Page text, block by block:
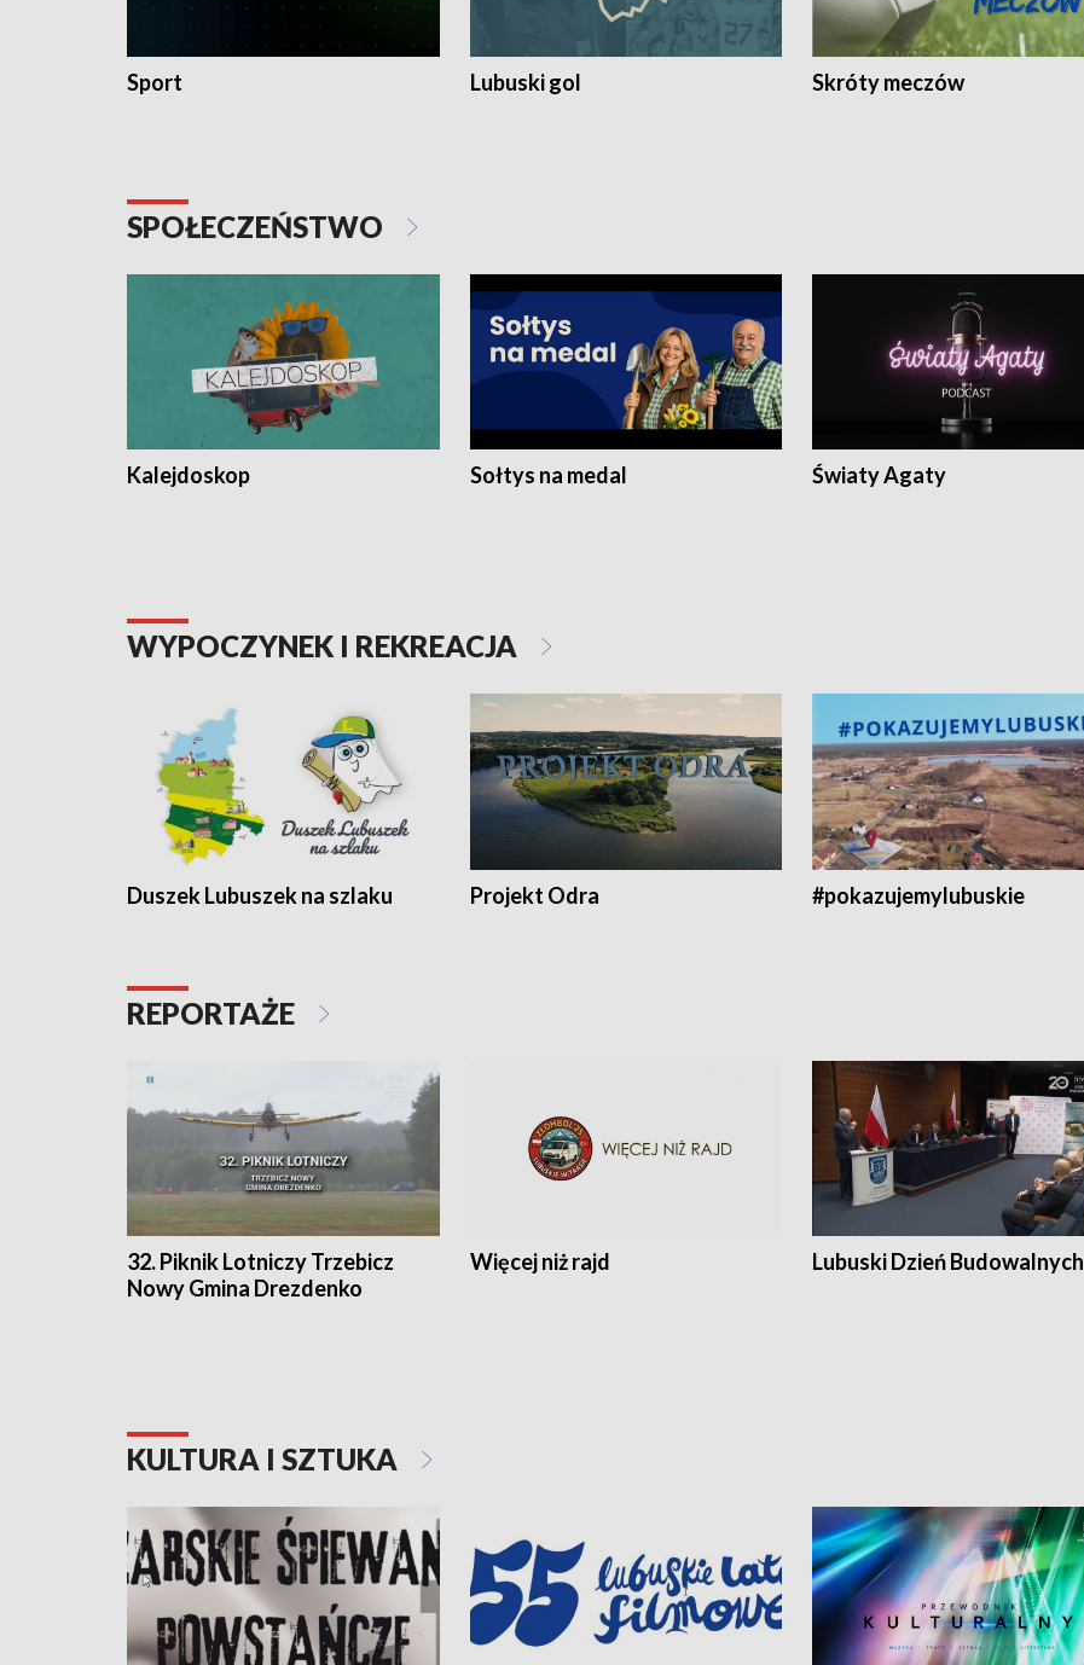
Sport Lubuski gol Skróty meczów
SPOŁECZEŃSTWO
Kalejdoskop Sołtys na medal Światy Agaty
WYPOCZYNEK I REKREACJA
Duszek Lubuszek na szlaku Projekt Odra #pokazujemylubuskie
REPORTAŻE
32. Piknik Lotniczy Trzebicz
Nowy Gmina Drezdenko
Więcej niż rajd Lubuski Dzień Budowalnych
KULTURA I SZTUKA